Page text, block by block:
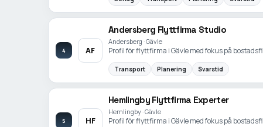
4 AF
Andersberg Flyttfirma Studio
Andersberg · Gävle
Profil för flyttfirma i Gävle med fokus på
Transport Planering Svarstid
5 HF
Hemlingby Flyttfirma Experter
Hemlingby · Gävle
Profil för flyttfirma i Gävle med fokus på